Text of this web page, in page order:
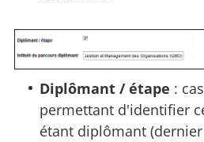
Diplômant / étape :
permettant d'identifier
étant diplômant